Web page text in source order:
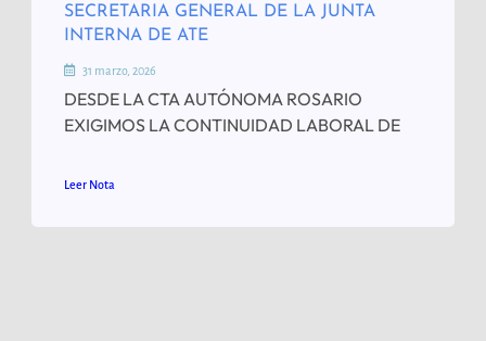
SECRETARIA GENERAL DE LA JUNTA
INTERNA DE ATE
31 marzo, 2026
DESDE LA CTA AUTÓNOMA ROSARIO
EXIGIMOS LA CONTINUIDAD LABORAL DE
Leer Nota